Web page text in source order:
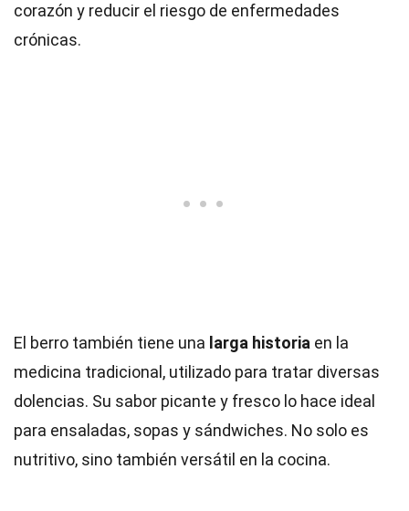
corazón y reducir el riesgo de enfermedades
crónicas.
El berro también tiene una larga historia en la
medicina tradicional, utilizado para tratar diversas
dolencias. Su sabor picante y fresco lo hace ideal
para ensaladas, sopas y sándwiches. No solo es
nutritivo, sino también versátil en la cocina.